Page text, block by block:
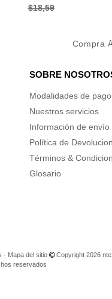
$18,59
Compra
SOBRE
Modalidades de pago
Nuestros servicios
Información de envío
Política de
Términos &
Glosario
- Mapa del sitio
Copyright 2026
reservados